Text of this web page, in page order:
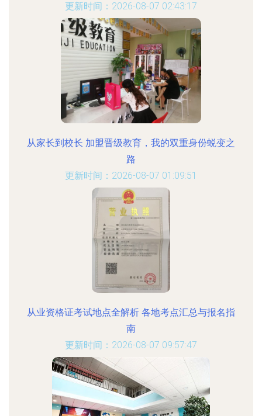
更新时间：2026-08-07 02:43:17
从家长到校长 加盟晋级教育，我的双重身份蜕变之
路
更新时间：2026-08-07 01:09:51
从业资格证考试地点全解析 各地考点汇总与报名指
南
更新时间：2026-08-07 09:57:47